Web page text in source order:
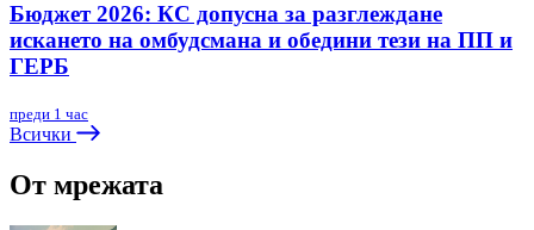
Бюджет 2026: КС допусна за разглеждане
искането на омбудсмана и обедини тези на ПП и
ГЕРБ
преди 1 час
Всички
От мрежата